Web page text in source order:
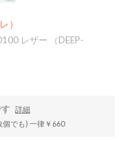
）
レザー （DEEP-
詳細
でも) 一律￥660